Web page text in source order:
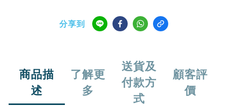
分享到
商品描
述
了解更
多
送貨及
付款方
式
顧客評
價